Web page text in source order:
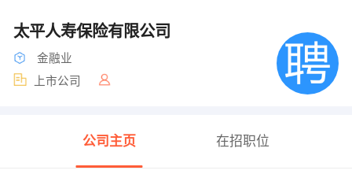
太平人寿保险有限公司
金融业
上市公司
公司主页 在招职位